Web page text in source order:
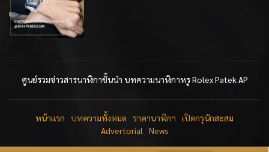
ศูนย์รวมข่าวสารนาฬิกาชั้นนำ บทความนาฬิกาหรู Rolex Patek AP
หน้าแรก บทความทั้งหมด ราคานาฬิกา
เปิดกรุนักสะสม
Advertorial
News